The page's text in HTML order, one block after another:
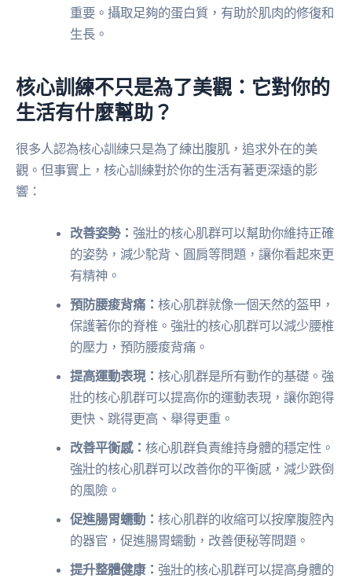
重要。攝取足夠的蛋白質，有助於肌肉的修復和
生長。
核心訓練不只是為了美觀：它對你的
生活有什麼幫助？
很多人認為核心訓練只是為了練出腹肌，追求外在的美
觀。但事實上，核心訓練對於你的生活有著更深遠的影
響：
改善姿勢： 強壯的核心肌群可以幫助你維持正確
的姿勢，減少駝背、圓肩等問題，讓你看起來更
有精神。
預防腰痠背痛：核心肌群就像一個天然的盔甲，
保護著你的脊椎。強壯的核心肌群可以減少腰椎
的壓力，預防腰痠背痛。
提高運動表現：核心肌群是所有動作的基礎。強
壯的核心肌群可以提高你的運動表現，讓你跑得
更快、跳得更高、舉得更重。
改善平衡感：核心肌群負責維持身體的穩定性。
強壯的核心肌群可以改善你的平衡感，減少跌倒
的風險。
促進腸胃蠕動：核心肌群的收縮可以按摩腹腔內
的器官，促進腸胃蠕動，改善便秘等問題。
提升整體健康： 強壯的核心肌群可以提高身體的